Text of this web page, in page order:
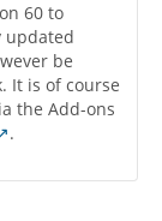
60 to
updated
be
It is of course
the Add-ons
.